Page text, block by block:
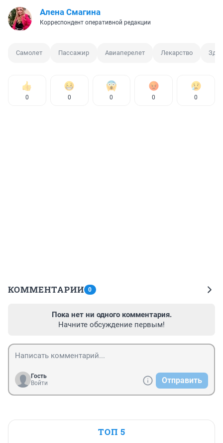
Алена Смагина
Корреспондент оперативной редакции
Самолет Пассажир Авиаперелет Лекарство
0 0 0 0 0
КОММЕНТАРИИ 0
Пока нет ни одного комментария.
Начните обсуждение первым!
Гость
Войти
Отправить
ТОП 5